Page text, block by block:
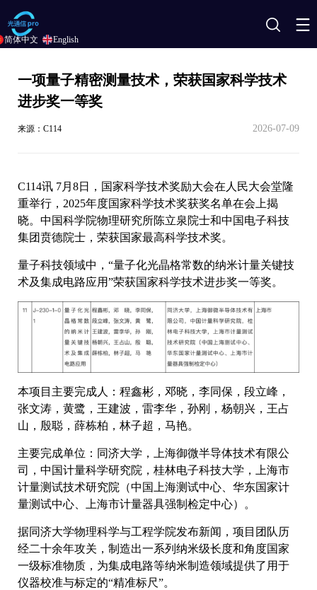
搜
一项量子精密测量技术，荣获国家科学技术
进步奖一等奖
来源：C114 2026-07-09
C114讯 7月8日，国家科学技术奖励大会在人民大会堂隆
重举行，2025年度国家科学技术奖获奖名单在会上揭
晓。中国科学院物理研究所陈立泉院士和中国电子科技
集团贲德院士，荣获国家最高科学技术奖。
量子科技领域中，“量子化光晶格常数的纳米计量关键技
术及集成电路应用”荣获国家科学技术进步奖一等奖。
本项目主要完成人：程鑫彬，邓晓，李同保，段立峰，
张文涛，黄鹭，王建波，雷李华，孙刚，杨朝兴，王占
山，殷聪，薛栋柏，林子超，马艳。
主要完成单位：同济大学，上海御微半导体技术有限公
司，中国计量科学研究院，桂林电子科技大学，上海市
计量测试技术研究院（中国上海测试中心、华东国家计
量测试中心、上海市计量器具强制检定中心）。
据同济大学物理科学与工程学院发布新闻，项目团队历
经二十余年攻关，制造出一系列纳米级长度和角度国家
一级标准物质，为集成电路等纳米制造领域提供了用于
仪器校准与标定的“精准标尺”。
简体中文 English